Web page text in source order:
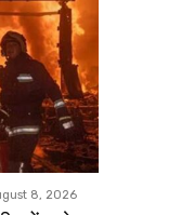
8, 2026